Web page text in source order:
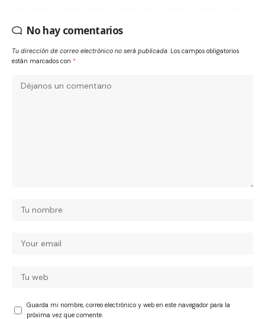
No hay comentarios
Tu dirección de correo electrónico no será publicada. Los campos obligatorios
están marcados con *
Guarda mi nombre, correo electrónico y web en este navegador para la
próxima vez que comente.